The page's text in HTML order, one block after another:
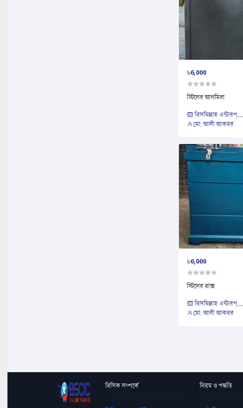
৳6,000
স্টিলের আলমিরা
বিসমিল্লাহ এন্টারপ্...
মো: আলী আকবর
৳6,000
স্টিলের বাক্স
বিসমিল্লাহ এন্টারপ্...
মো: আলী আকবর
বিসিক সম্পর্কে নিয়ম ও পদ্ধতি